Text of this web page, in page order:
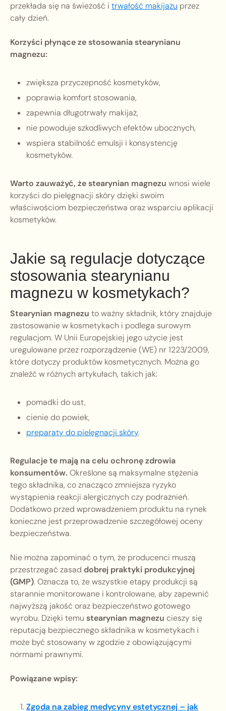
przekłada się na świeżość i trwałość makijażu przez
cały dzień.
Korzyści płynące ze stosowania stearynianu
magnezu:
zwiększa przyczepność kosmetyków,
poprawia komfort stosowania,
zapewnia długotrwały makijaż,
nie powoduje szkodliwych efektów ubocznych,
wspiera stabilność emulsji i konsystencję
kosmetyków.
Warto zauważyć, że stearynian magnezu wnosi wiele
korzyści do pielęgnacji skóry dzięki swoim
właściwościom bezpieczeństwa oraz wsparciu aplikacji
kosmetyków.
Jakie są regulacje dotyczące
stosowania stearynianu
magnezu w kosmetykach?
Stearynian magnezu to ważny składnik, który znajduje
zastosowanie w kosmetykach i podlega surowym
regulacjom. W Unii Europejskiej jego użycie jest
uregulowane przez rozporządzenie (WE) nr 1223/2009,
które dotyczy produktów kosmetycznych. Można go
znaleźć w różnych artykułach, takich jak:
pomadki do ust,
cienie do powiek,
preparaty do pielęgnacji skóry.
Regulacje te mają na celu ochronę zdrowia
konsumentów. Określone są maksymalne stężenia
tego składnika, co znacząco zmniejsza ryzyko
wystąpienia reakcji alergicznych czy podrażnień.
Dodatkowo przed wprowadzeniem produktu na rynek
konieczne jest przeprowadzenie szczegółowej oceny
bezpieczeństwa.
Nie można zapominać o tym, że producenci muszą
przestrzegać zasad dobrej praktyki produkcyjnej
(GMP). Oznacza to, że wszystkie etapy produkcji są
starannie monitorowane i kontrolowane, aby zapewnić
najwyższą jakość oraz bezpieczeństwo gotowego
wyrobu. Dzięki temu stearynian magnezu cieszy się
reputacją bezpiecznego składnika w kosmetykach i
może być stosowany w zgodzie z obowiązującymi
normami prawnymi.
Powiązane wpisy:
Zgoda na zabieg medycyny estetycznej – jak